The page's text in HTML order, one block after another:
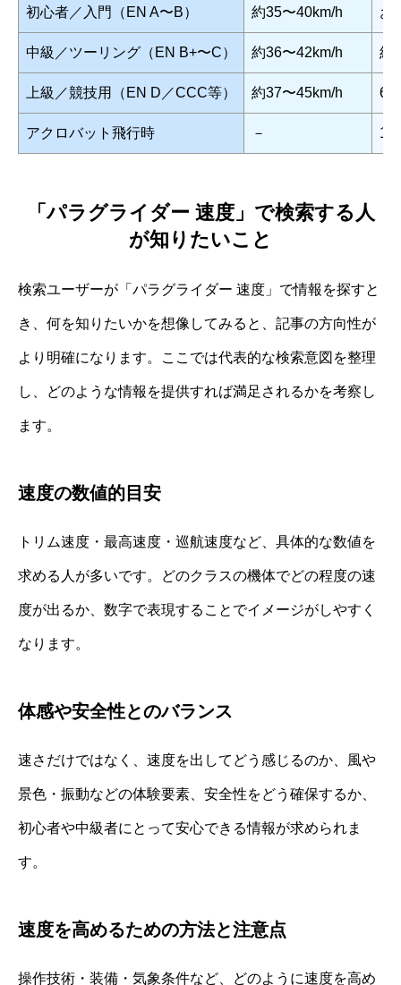
初心者／入門（EN A〜B） 約35〜40km/h お
中級／ツーリング（EN B+〜C） 約36〜42km/h 約
上級／競技用（EN D／CCC等） 約37〜45km/h
アクロバット飛行時 －
「パラグライダー 速度」で検索する人
が知りたいこと
検索ユーザーが「パラグライダー 速度」で情報を探すと
き、何を知りたいかを想像してみると、記事の方向性が
より明確になります。ここでは代表的な検索意図を整理
し、どのような情報を提供すれば満足されるかを考察し
ます。
速度の数値的目安
トリム速度・最高速度・巡航速度など、具体的な数値を
求める人が多いです。どのクラスの機体でどの程度の速
度が出るか、数字で表現することでイメージがしやすく
なります。
体感や安全性とのバランス
速さだけではなく、速度を出してどう感じるのか、風や
景色・振動などの体験要素、安全性をどう確保するか、
初心者や中級者にとって安心できる情報が求められま
す。
速度を高めるための方法と注意点
操作技術・装備・気象条件など、どのように速度を高め